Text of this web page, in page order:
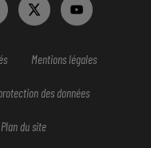
Mentions légales
des données
Plan du site